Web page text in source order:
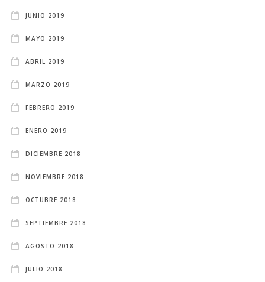
JUNIO 2019
MAYO 2019
ABRIL 2019
MARZO 2019
FEBRERO 2019
ENERO 2019
DICIEMBRE 2018
NOVIEMBRE 2018
OCTUBRE 2018
SEPTIEMBRE 2018
AGOSTO 2018
JULIO 2018